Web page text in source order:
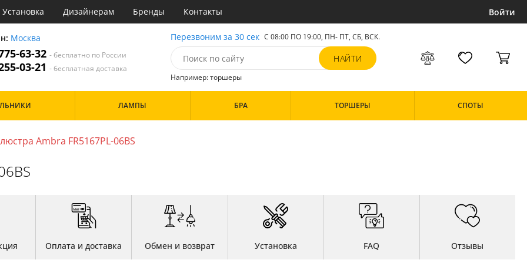
Установка Дизайнерам Бренды Контакты Войти
Москва
63-32 - бесплатно по России
03-21 - бесплатная доставка
Перезвоним за 30 сек С 08:00 ПО 19:00, ПН- ПТ,СБ, ВСК.
Например: торшеры
Кафе
Бронза
Золото
Особенности
ЛАМПЫ БРА ТОРШЕРЫ СПОТЫ
Ambra FR5167PL-06BS
Оплата и доставка Обмен и возврат Установка FAQ Отзывы